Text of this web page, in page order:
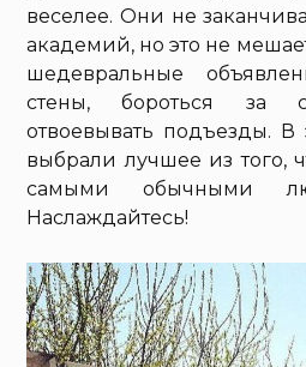
веселее. Они не
академий, но это не
шедевральные
стены, бороться за
отвоевывать подъезды.
выбрали лучшее из того,
самыми обычными
Наслаждайтесь!